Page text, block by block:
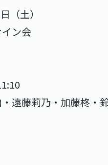
（土）
ン会
遠藤莉乃・加藤柊・